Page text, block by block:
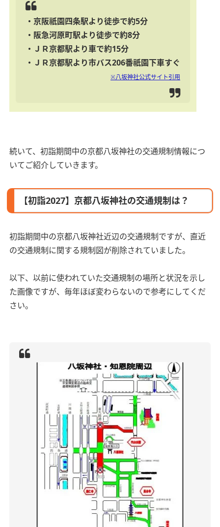
・京阪祇園四条駅より徒歩で約5分
・阪急河原町駅より徒歩で約8分
・ＪＲ京都駅より車で約15分
・ＪＲ京都駅より市バス206番祇園下車すぐ
※八坂神社公式サイト引用
続いて、初詣期間中の京都八坂神社の交通規制情報につ
いてご紹介していきます。
【初詣2027】京都八坂神社の交通規制は？
初詣期間中の京都八坂神社近辺の交通規制ですが、直近
の交通規制に関する規制図が削除されていました。
以下、以前に使われていた交通規制の場所と状況を示し
た画像ですが、毎年ほぼ変わらないので参考にしてくだ
さい。